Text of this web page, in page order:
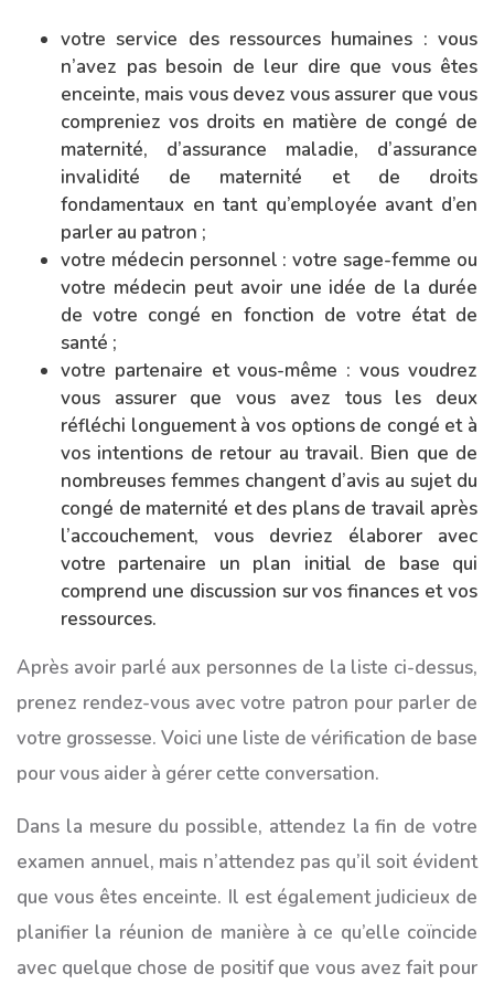
votre service des ressources humaines : vous
n’avez pas besoin de leur dire que vous êtes
enceinte, mais vous devez vous assurer que vous
compreniez vos droits en matière de congé de
maternité, d’assurance maladie, d’assurance
invalidité de maternité et de droits
fondamentaux en tant qu’employée avant d’en
parler au patron ;
votre médecin personnel : votre sage-femme ou
votre médecin peut avoir une idée de la durée
de votre congé en fonction de votre état de
santé ;
votre partenaire et vous-même : vous voudrez
vous assurer que vous avez tous les deux
réfléchi longuement à vos options de congé et à
vos intentions de retour au travail. Bien que de
nombreuses femmes changent d’avis au sujet du
congé de maternité et des plans de travail après
l’accouchement, vous devriez élaborer avec
votre partenaire un plan initial de base qui
comprend une discussion sur vos finances et vos
ressources.
Après avoir parlé aux personnes de la liste ci-dessus,
prenez rendez-vous avec votre patron pour parler de
votre grossesse. Voici une liste de vérification de base
pour vous aider à gérer cette conversation.
Dans la mesure du possible, attendez la fin de votre
examen annuel, mais n’attendez pas qu’il soit évident
que vous êtes enceinte. Il est également judicieux de
planifier la réunion de manière à ce qu’elle coïncide
avec quelque chose de positif que vous avez fait pour